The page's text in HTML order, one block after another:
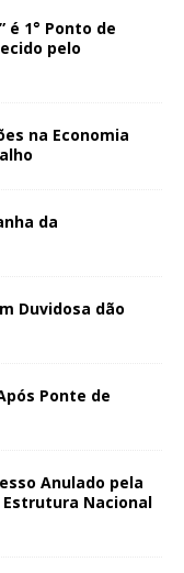
é 1° Ponto de
pelo
na Economia
da
Duvidosa dão
Ponte de
Anulado pela
Estrutura Nacional